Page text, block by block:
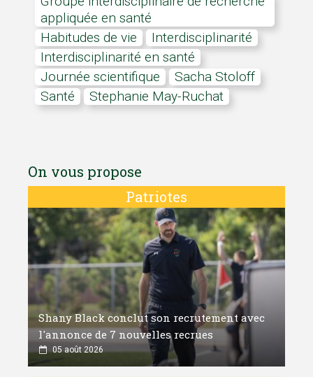
appliquée en santé
Habitudes de vie
Interdisciplinarité
Interdisciplinarité en santé
journée scientifique
Sacha Stoloff
Santé
Stephanie May-Ruchat
On vous propose
Patriotes
Shany Black conclut son recrutement avec
l'annonce de 7 nouvelles recrues
05 août 2026